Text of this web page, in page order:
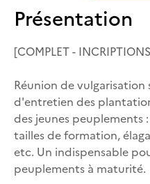
Présentation
[COMPLET -
Réunion de vulgarisation
d'entretien des
des jeunes
tailles de formation,
etc. Un indispensable
peuplements à maturité.